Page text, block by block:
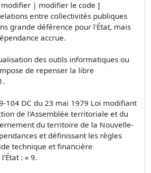
| modifier le code ]
entre collectivités publiques
grande déférence pour l'État, mais
accrue.
des outils informatiques ou
de repenser la libre
104 DC du 23 mai 1979 Loi modifiant
de l'Assemblée territoriale et du
du territoire de la Nouvelle-
et définissant les règles
technique et financière
: « 9.